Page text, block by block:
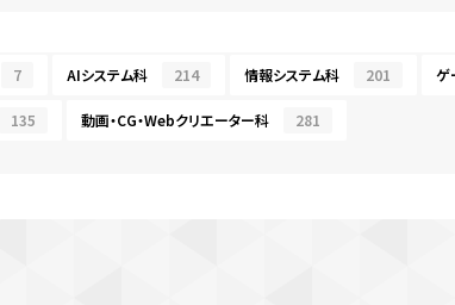
7 AIシステム科 214 情報システム科 201 ゲ
135 動画・CG・Webクリエーター科 281